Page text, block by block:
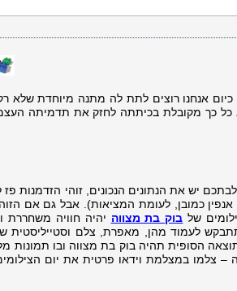
המקובלת כיום אנחנו רוצים לתת לה מתנה מיוחדת שלא
כל כך מקובלת בכיתתה לחזק את תדמיתה
יש את הנתונים הנכונים, זוהי הזדמנות
כמובן, לעומת המציאות). אבל גם אם
של בוק בת מצווה יהיה חוויה משחררת
לעמוד מהן, מאפרת, צלם וסטייליסטית
הסופית תהיה בוק בת מצווה ובו תמונות
לשימושכם. המלצה – צלמו במצלמת וידאו פרטית את יום